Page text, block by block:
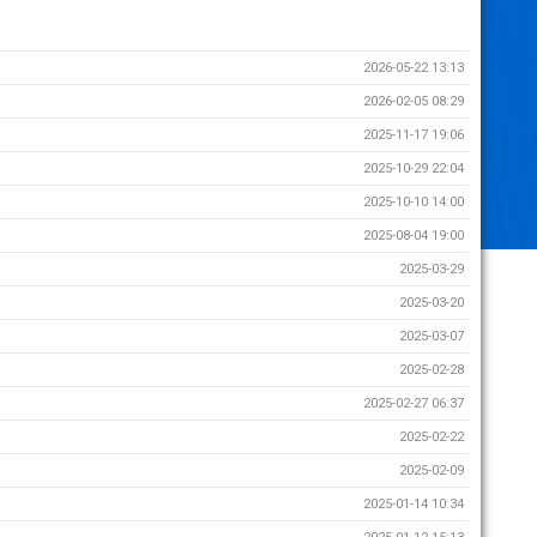
2026-05-22 13:13
2026-02-05 08:29
2025-11-17 19:06
2025-10-29 22:04
2025-10-10 14:00
2025-08-04 19:00
2025-03-29
2025-03-20
2025-03-07
2025-02-28
2025-02-27 06:37
2025-02-22
2025-02-09
2025-01-14 10:34